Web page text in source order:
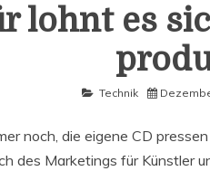
lohnt es
Technik
noch, die eigene CD
des Marketings für Künstler